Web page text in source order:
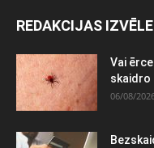
REDAKCIJAS IZVĒLE
Vai
skaidro
06/08/